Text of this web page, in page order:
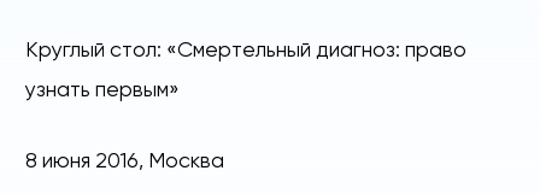
Круглый стол: «Смертельный диагноз: право
узнать первым»
8 июня 2016, Москва